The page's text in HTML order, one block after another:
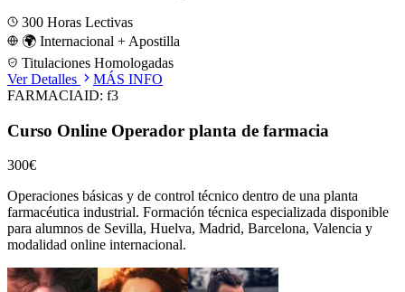
300 Horas Lectivas
🌍 Internacional + Apostilla
Titulaciones Homologadas
Ver Detalles
MÁS INFO
FARMACIAID: f3
Curso Online Operador planta de farmacia
300€
Operaciones básicas y de control técnico dentro de una planta
farmacéutica industrial. Formación técnica especializada disponible
para alumnos de Sevilla, Huelva, Madrid, Barcelona, Valencia y
modalidad online internacional.